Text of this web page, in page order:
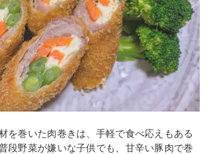
を巻いた肉巻きは、手軽で食べ応えもある
段野菜が嫌いな子供でも、甘辛い豚肉で巻